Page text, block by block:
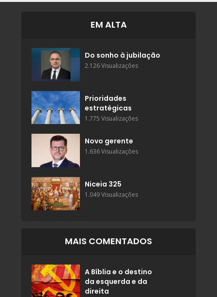
EM ALTA
Do sonho à jubilação
2.126 Visualizações
Prioridades
estratégicas
1.775 Visualizações
Novo gerente
1.636 Visualizações
Niceia 325
1.049 Visualizações
MAIS COMENTADOS
A Bíblia e o destino
da esquerda e da
direita